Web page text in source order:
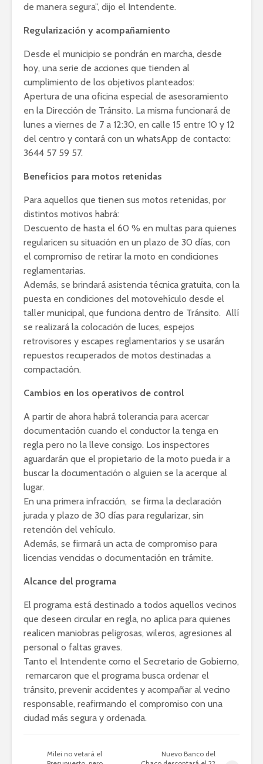
de manera segura”, dijo el Intendente.
Regularización y acompañamiento
Desde el municipio se pondrán en marcha, desde
hoy, una serie de acciones que tienden al
cumplimiento de los objetivos planteados:
Apertura de una oficina especial de asesoramiento
en la Dirección de Tránsito. La misma funcionará de
lunes a viernes de 7 a 12:30, en calle 15 entre 10 y 12
del centro y contará con un whatsApp de contacto:
3644 57 59 57.
Beneficios para motos retenidas
Para aquellos que tienen sus motos retenidas, por
distintos motivos habrá:
Descuento de hasta el 60 % en multas para quienes
regularicen su situación en un plazo de 30 días, con
el compromiso de retirar la moto en condiciones
reglamentarias.
Además, se brindará asistencia técnica gratuita, con la
puesta en condiciones del motovehículo desde el
taller municipal, que funciona dentro de Tránsito. Allí
se realizará la colocación de luces, espejos
retrovisores y escapes reglamentarios y se usarán
repuestos recuperados de motos destinadas a
compactación.
Cambios en los operativos de control
A partir de ahora habrá tolerancia para acercar
documentación cuando el conductor la tenga en
regla pero no la lleve consigo. Los inspectores
aguardarán que el propietario de la moto pueda ir a
buscar la documentación o alguien se la acerque al
lugar.
En una primera infracción, se firma la declaración
jurada y plazo de 30 días para regularizar, sin
retención del vehículo.
Además, se firmará un acta de compromiso para
licencias vencidas o documentación en trámite.
Alcance del programa
El programa está destinado a todos aquellos vecinos
que deseen circular en regla, no aplica para quienes
realicen maniobras peligrosas, wileros, agresiones al
personal o faltas graves.
Tanto el Intendente como el Secretario de Gobierno,
remarcaron que el programa busca ordenar el
tránsito, prevenir accidentes y acompañar al vecino
responsable, reafirmando el compromiso con una
ciudad más segura y ordenada.
Milei no vetará el
Nuevo Banco del